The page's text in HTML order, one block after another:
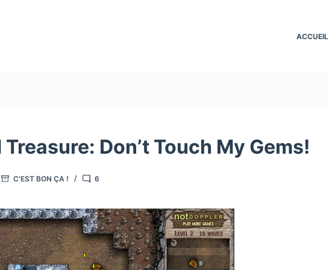
ACCUEIL
Don’t Touch My Gems!
C'EST BON ÇA ! 6